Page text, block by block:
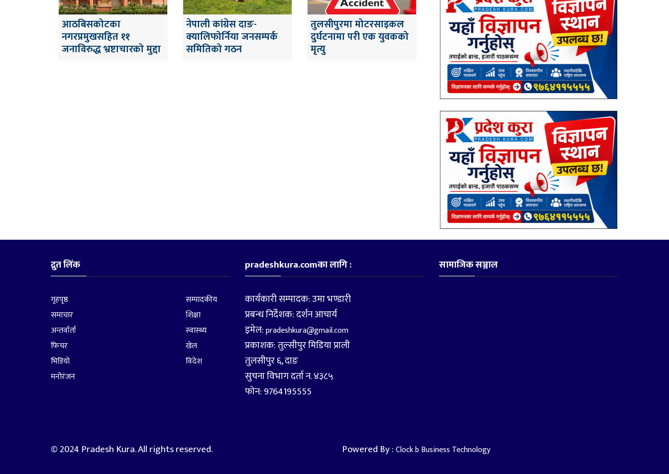
आठबिसकोटका
नगरप्रमुखसहित ११
जनाविरुद्ध भ्रष्टाचारको मुद्दा
नेपाली कांग्रेस दाङ-
क्यालिफोर्निया जनसम्पर्क
समितिको गठन
तुलसीपुरमा मोटरसाइकल
दुर्घटनामा परी एक युवकको
मृत्यु
द्रुत लिंक
गृहपृष्ठ
समाचार
अन्तर्वार्ता
फिचर
भिडियो
मनोरंजन
सम्पादकीय
शिक्षा
स्वास्थ्य
खेल
विदेश
pradeshkura.comका लागि :
कार्यकारी सम्पादक: उमा भण्डारी
प्रबन्ध निर्देशक: दर्शन आचार्य
इमेल:pradeshkura@gmail.com
प्रकाशक: तुल्सीपुर मिडिया प्राली
तुलसीपुर ६, दाङ
सुचना विभाग दर्ता न. ४३८५
फोन: 9764195555
सामाजिक सञ्जाल
© 2024 Pradesh Kura. All rights reserved. Powered By :Clock b Business Technology